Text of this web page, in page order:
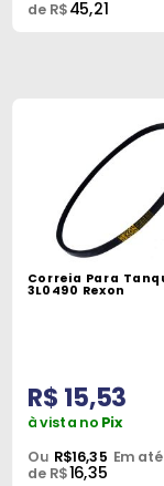
de R$45,21
Correia Para
3L0490 Rexon
R$ 15,53
à vista no Pix
Ou R$16,35 Em até
de R$16,35